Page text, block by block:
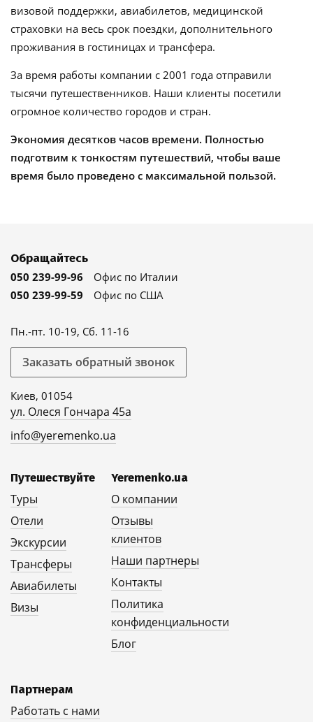
визовой поддержки, авиабилетов, медицинской
страховки на весь срок поездки, дополнительного
проживания в гостиницах и трансфера.
За время работы компании с 2001 года отправили
тысячи путешественников. Наши клиенты посетили
огромное количество городов и стран.
Экономия десятков часов времени. Полностью
подготвим к тонкостям путешествий, чтобы ваше
время было проведено с максимальной пользой.
Обращайтесь
050 239-99-96
Офис по Италии
050 239-99-59
Офис по США
Пн.-пт. 10-19, Сб. 11-16
Заказать обратный звонок
Киев, 01054
ул. Олеся Гончара 45а
info@yeremenko.ua
Путешествуйте
Туры
Отели
Экскурсии
Трансферы
Авиабилеты
Визы
Yeremenko.ua
О компании
Отзывы
клиентов
Наши партнеры
Контакты
Политика
конфиденциальности
Блог
Партнерам
Работать с нами